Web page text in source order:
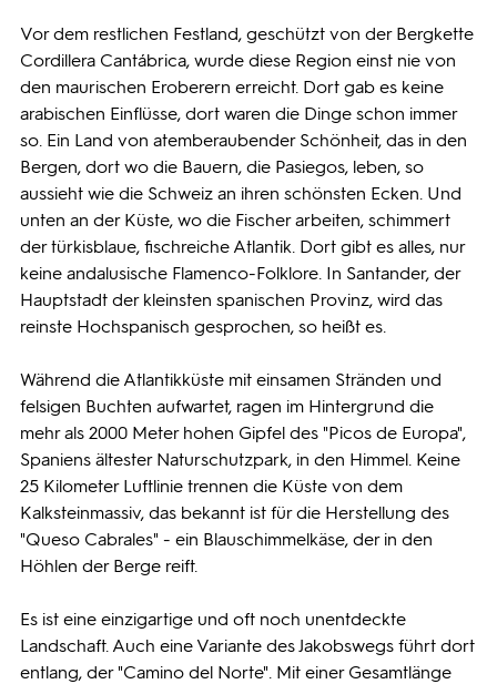
Vor dem restlichen Festland, geschützt von der Bergkette
Cordillera Cantábrica, wurde diese Region einst nie von
den maurischen Eroberern erreicht. Dort gab es keine
arabischen Einflüsse, dort waren die Dinge schon immer
so. Ein Land von atemberaubender Schönheit, das in den
Bergen, dort wo die Bauern, die Pasiegos, leben, so
aussieht wie die Schweiz an ihren schönsten Ecken. Und
unten an der Küste, wo die Fischer arbeiten, schimmert
der türkisblaue, fischreiche Atlantik. Dort gibt es alles, nur
keine andalusische Flamenco-Folklore. In Santander, der
Hauptstadt der kleinsten spanischen Provinz, wird das
reinste Hochspanisch gesprochen, so heißt es.
Während die Atlantikküste mit einsamen Stränden und
felsigen Buchten aufwartet, ragen im Hintergrund die
mehr als 2000 Meter hohen Gipfel des "Picos de Europa",
Spaniens ältester Naturschutzpark, in den Himmel. Keine
25 Kilometer Luftlinie trennen die Küste von dem
Kalksteinmassiv, das bekannt ist für die Herstellung des
"Queso Cabrales" - ein Blauschimmelkäse, der in den
Höhlen der Berge reift.
Es ist eine einzigartige und oft noch unentdeckte
Landschaft. Auch eine Variante des Jakobswegs führt dort
entlang, der "Camino del Norte". Mit einer Gesamtlänge